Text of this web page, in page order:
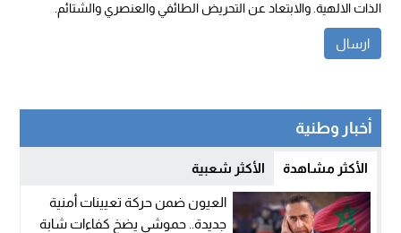
الذات الالهية. والابتعاد عن التحريض الطائفي والعنصري والشتائم.
أخبار وطنية
الأكثر مشاهدة الأكثر شعبية
العيون ضمن حركة تعيينات أمنية
جديدة.. حموشي يضخ كفاءات شابة